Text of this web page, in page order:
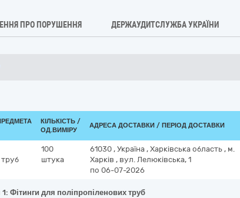
ПРО ПОРУШЕННЯ ДЕРЖАУДИТСЛУЖБА УКРАЇНИ
КІЛЬКІСТЬ /
ОД.ВИМІРУ
АДРЕСА ДОСТАВКИ / ПЕРІОД ДОСТАВКИ
труб
100
штука
61030 , Україна , Харківська область , м.
Харків , вул. Лелюківська, 1
по 06-07-2026
Фітинги для поліпропіленових труб